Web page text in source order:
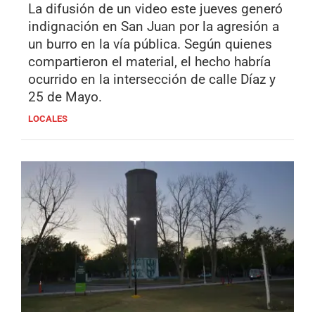
La difusión de un video este jueves generó
indignación en San Juan por la agresión a
un burro en la vía pública. Según quienes
compartieron el material, el hecho habría
ocurrido en la intersección de calle Díaz y
25 de Mayo.
LOCALES